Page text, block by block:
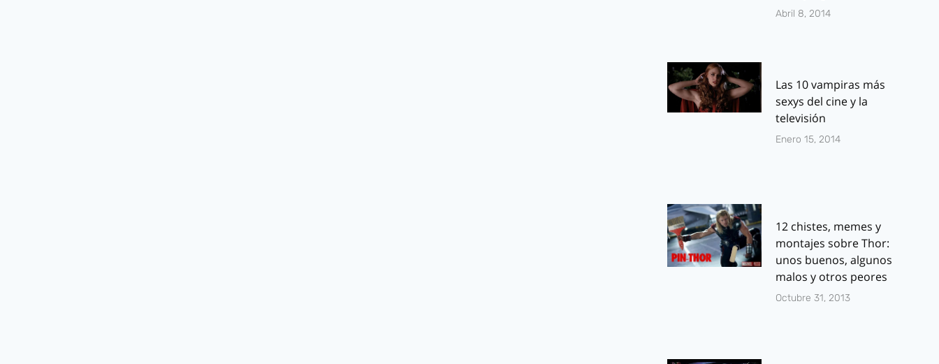
Abril 8, 2014
Las 10 vampiras más
sexys del cine y la
televisión
Enero 15, 2014
12 chistes, memes y
montajes sobre Thor:
unos buenos, algunos
malos y otros peores
Octubre 31, 2013